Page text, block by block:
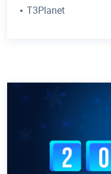
T3Planet